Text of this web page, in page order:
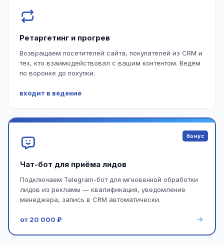
Ретаргетинг и прогрев
Возвращаем посетителей сайта, покупателей из CRM и
тех, кто взаимодействовал с вашим контентом. Ведём
по воронке до покупки.
входит в ведение
бонус
Чат-бот для приёма лидов
Подключаем Telegram-бот для мгновенной обработки
лидов из рекламы — квалификация, уведомление
менеджера, запись в CRM автоматически.
от 20 000 ₽